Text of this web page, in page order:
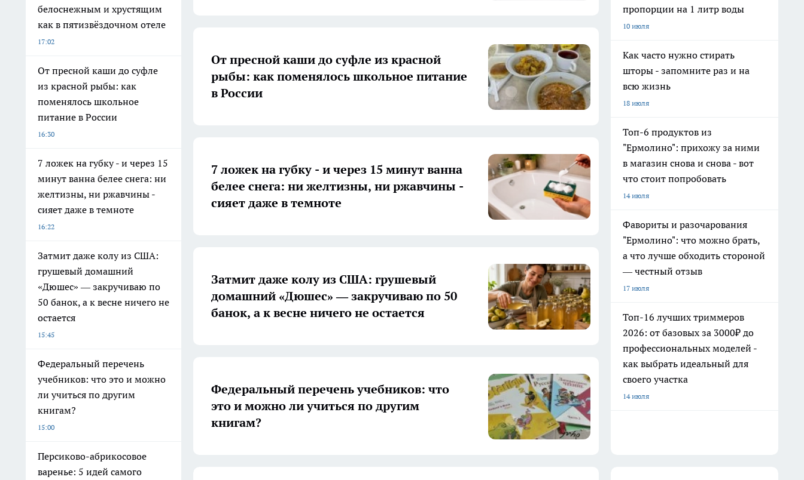
белоснежным и хрустящим
как в пятизвёздочном отеле
17:02
От пресной каши до суфле
из красной рыбы: как
поменялось школьное
питание в России
16:30
7 ложек на губку - и через 15
минут ванна белее снега: ни
желтизны, ни ржавчины -
сияет даже в темноте
16:22
Затмит даже колу из США:
грушевый домашний
«Дюшес» — закручиваю по
50 банок, а к весне ничего не
остается
15:45
Федеральный перечень
учебников: что это и можно
ли учиться по другим
книгам?
15:00
Персиково-абрикосовое
варенье: 5 идей самого
От пресной каши до суфле из красной
рыбы: как поменялось школьное питание
в России
7 ложек на губку - и через 15 минут ванна
белее снега: ни желтизны, ни ржавчины -
сияет даже в темноте
Затмит даже колу из США: грушевый
домашний «Дюшес» — закручиваю по 50
банок, а к весне ничего не остается
Федеральный перечень учебников: что
это и можно ли учиться по другим
книгам?
пропорции на 1 литр воды
10 июля
Как часто нужно стирать
шторы - запомните раз и на
всю жизнь
18 июля
Топ-6 продуктов из
"Ермолино": прихожу за ними
в магазин снова и снова - вот
что стоит попробовать
14 июля
Фавориты и разочарования
"Ермолино": что можно брать,
а что лучше обходить стороной
— честный отзыв
17 июля
Топ-16 лучших триммеров
2026: от базовых за 3000₽ до
профессиональных моделей -
как выбрать идеальный для
своего участка
14 июля